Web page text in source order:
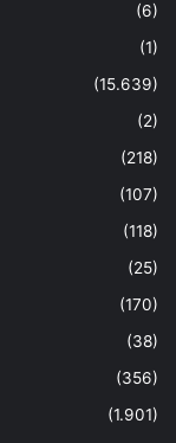
(6)
(1)
(15.639)
(2)
(218)
(107)
(118)
(25)
(170)
(38)
(356)
(1.901)